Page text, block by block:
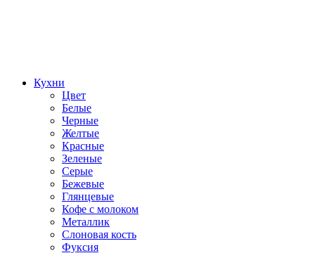
Кухни
Цвет
Белые
Черные
Желтые
Красные
Зеленые
Серые
Бежевые
Глянцевые
Кофе с молоком
Металлик
Слоновая кость
Фуксия